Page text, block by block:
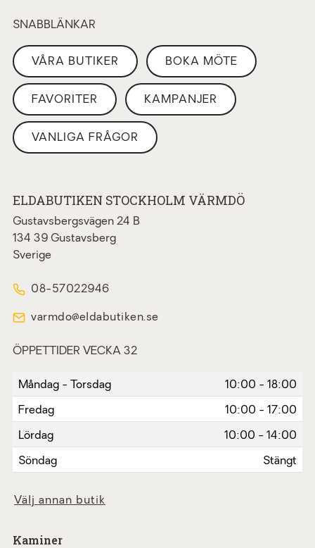
SNABBLÄNKAR
VÅRA BUTIKER BOKA MÖTE
FAVORITER KAMPANJER
VANLIGA FRÅGOR
ELDABUTIKEN STOCKHOLM VÄRMDÖ
Gustavsbergsvägen 24 B
134 39 Gustavsberg
Sverige
08-57022946
varmdo@eldabutiken.se
ÖPPETTIDER VECKA 32
Måndag - Torsdag 10:00 - 18:00
Fredag 10:00 - 17:00
Lördag 10:00 - 14:00
Söndag Stängt
Välj annan butik
Kaminer